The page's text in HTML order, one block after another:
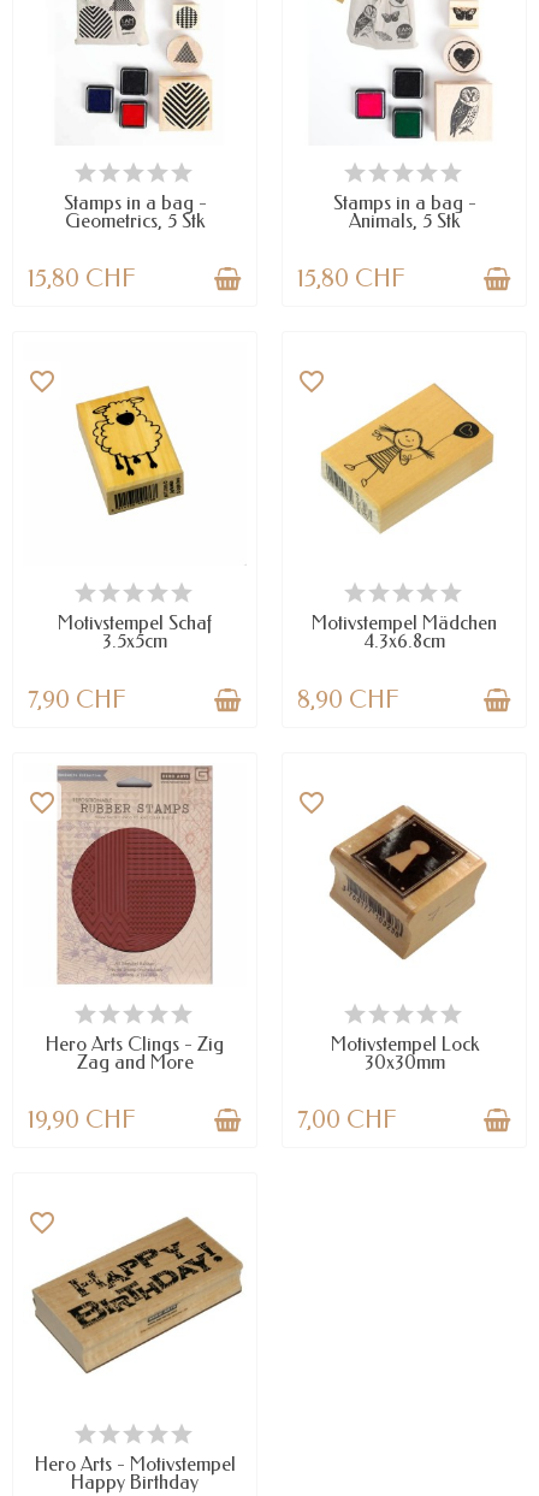
VERFÜGBAR
Stamps in a bag -
Geometrics, 5 Stk
15,80 CHF
VERFÜGBAR
Stamps in a bag -
Animals, 5 Stk
15,80 CHF
NUR NOCH WENIGE TEILE
VERFÜGBAR
favorite_border
Motivstempel Schaf
3.5x5cm
7,90 CHF
NUR NOCH WENIGE TEILE
VERFÜGBAR
favorite_border
Motivstempel Mädchen
4.3x6.8cm
8,90 CHF
NUR NOCH WENIGE TEILE
VERFÜGBAR
favorite_border
Hero Arts Clings - Zig
Zag and More
19,90 CHF
NUR NOCH WENIGE TEILE
VERFÜGBAR
favorite_border
Motivstempel Lock
30x30mm
7,00 CHF
VERFÜGBAR
favorite_border
Hero Arts - Motivstempel
Happy Birthday